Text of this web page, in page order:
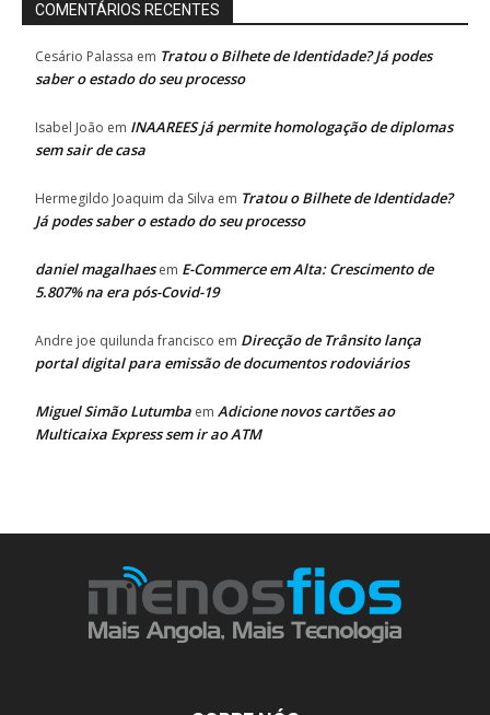
COMENTÁRIOS RECENTES
Cesário Palassa em Tratou o Bilhete de Identidade? Já podes
saber o estado do seu processo
Isabel João em INAAREES já permite homologação de diplomas
sem sair de casa
Hermegildo Joaquim da Silva em Tratou o Bilhete de Identidade?
Já podes saber o estado do seu processo
daniel magalhaesem E-Commerce em Alta: Crescimento de
5.807% na era pós-Covid-19
Andre joe quilunda francisco em Direcção de Trânsito lança
portal digital para emissão de documentos rodoviários
Miguel Simão Lutumba em Adicione novos cartões ao
Multicaixa Express sem ir ao ATM